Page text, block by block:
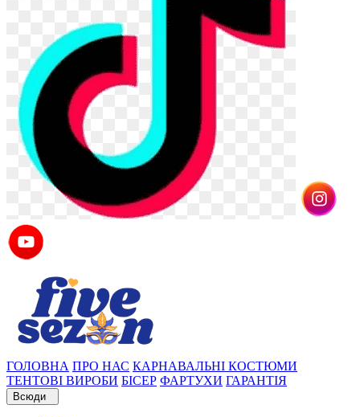
ГОЛОВНА ПРО НАС КАРНАВАЛЬНІ КОСТЮМИ
ТЕНТОВІ ВИРОБИ БІСЕР ФАРТУХИ ГАРАНТІЯ
Всюди